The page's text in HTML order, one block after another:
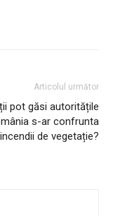
Articolul următor
pot găsi autoritățile
s-ar confrunta
de vegetație?